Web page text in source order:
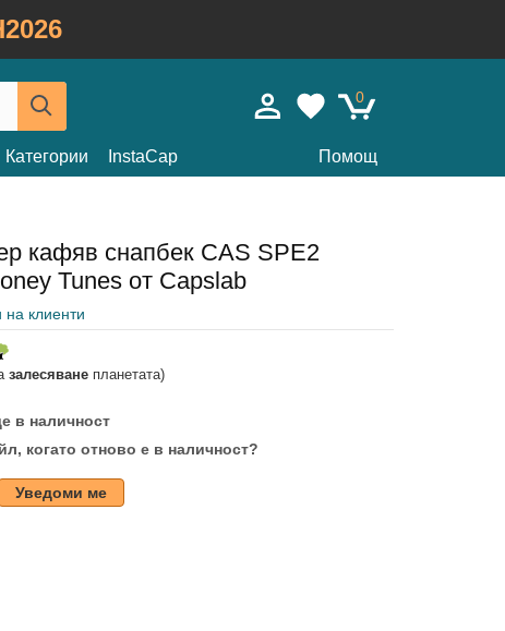
0
Категории InstaCap Помощ
кафяв снапбек CAS SPE2
Tunes от Capslab
на клиенти
залесяване планетата)
в наличност
когато отново е в наличност?
Уведоми ме